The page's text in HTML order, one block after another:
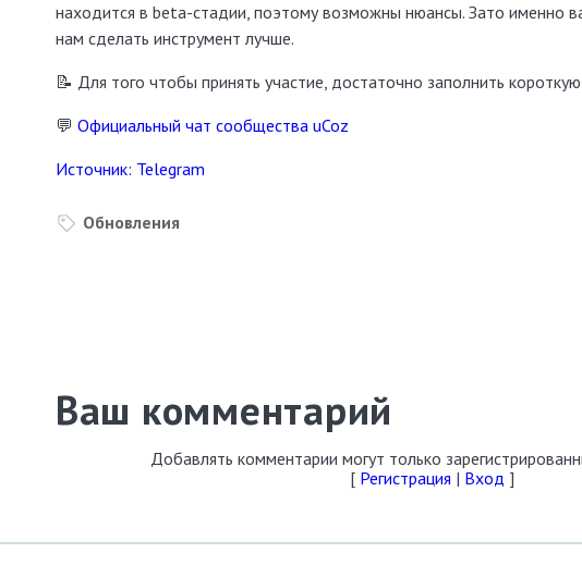
находится в beta-стадии, поэтому возможны нюансы. Зато именно
нам сделать инструмент лучше.
📝 Для того чтобы принять участие, достаточно заполнить
💬 Официальный чат сообщества uCoz
Источник: Telegram
Обновления
Ваш комментарий
Добавлять комментарии могут только
[ Регистрация | Вход ]